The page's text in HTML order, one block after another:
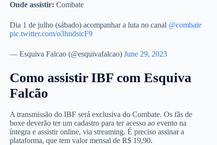
Onde assistir: Combate
Dia 1 de julho (sábado) acompanhar a luta no canal @combate
pic.twitter.com/o3hndsicF9
— Esquiva Falcao (@esquivafalcao) June 29, 2023
Como assistir IBF com Esquiva
Falcão
A transmissão do IBF será exclusiva do Combate. Os fãs de
boxe deverão ter um cadastro para ter acesso ao evento na
íntegra e assistir online, via streaming. É preciso assinar a
plataforma, que tem valor mensal de R$ 19,90.